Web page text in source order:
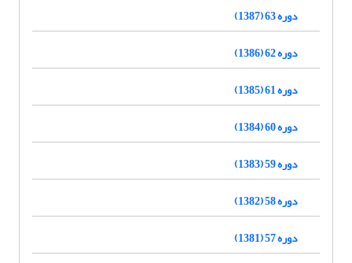
دوره 63 (1387)
دوره 62 (1386)
دوره 61 (1385)
دوره 60 (1384)
دوره 59 (1383)
دوره 58 (1382)
دوره 57 (1381)